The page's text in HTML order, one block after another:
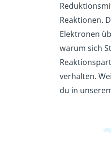
Reaktionen.
Elektronen
warum sich
verhalten.
du in